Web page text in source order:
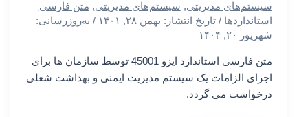
سیستم‌های مدیریتی,سیستم‌های مدیریتی,متن فارسی
استانداردها/ تاریخ انتشار: بهمن ۲۸, ۱۴۰۱
/ به‌روزرسانی:
شهریور ۲۰, ۱۴۰۴
متن فارسی استاندارد ایزو 45001 توسط سازمان ها برای
اجرای الزامات یک سیستم مدیریت ایمنی و بهداشت شغلی
درخواست می گردد.